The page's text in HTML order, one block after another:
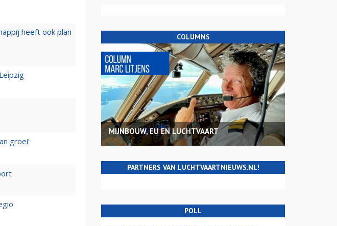
heeft ook plan
groei'
COLUMNS
MIJNBOUW, EU EN LUCHTVAART
PARTNERS VAN LUCHTVAARTNIEUWS.NL!
POLL